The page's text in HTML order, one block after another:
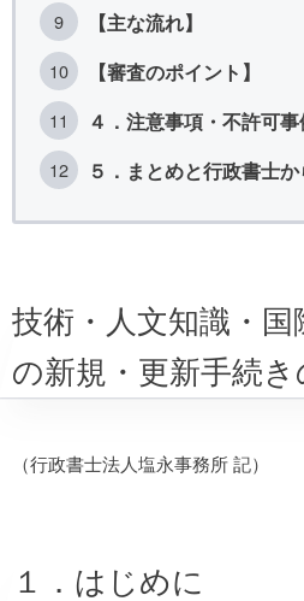
【主な流れ】
【審査のポイント】
４．注意事項・不許可事
５．まとめと行政書士
技術・人文知識・
の新規・更新手続き
（行政書士法人塩永事務所 記）
１．はじめに